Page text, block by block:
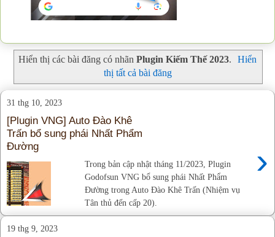
Hiển thị các bài đăng có nhãn Plugin Kiếm Thế 2023.
Hiển
thị tất cả bài đăng
31 thg 10, 2023
[Plugin VNG] Auto Đào Khê
Trấn bổ sung phái Nhất Phẩm
Đường
›
Trong bản cập nhật tháng 11/2023, Plugin
Godofsun VNG bổ sung phái Nhất Phẩm
Đường trong Auto Đào Khê Trấn (Nhiệm vụ
Tân thủ đến cấp 20).
19 thg 9, 2023